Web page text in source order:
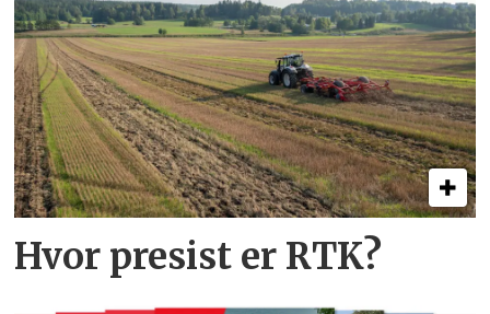
Hvor presist er RTK?